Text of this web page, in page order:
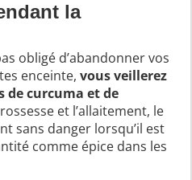
la
obligé d’abandonner vos
enceinte,vous veillerez
de curcuma et de
et l’allaitement, le
sans danger lorsqu’il est
comme épice dans les